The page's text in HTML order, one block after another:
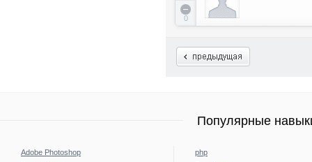
0
Популярные
Adobe Photoshop
php